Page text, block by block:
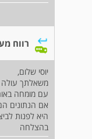
יוסי שלום,
משאלתך עולה
עם מומחה
אם הנתונים
היא לפנות
בהצלחה